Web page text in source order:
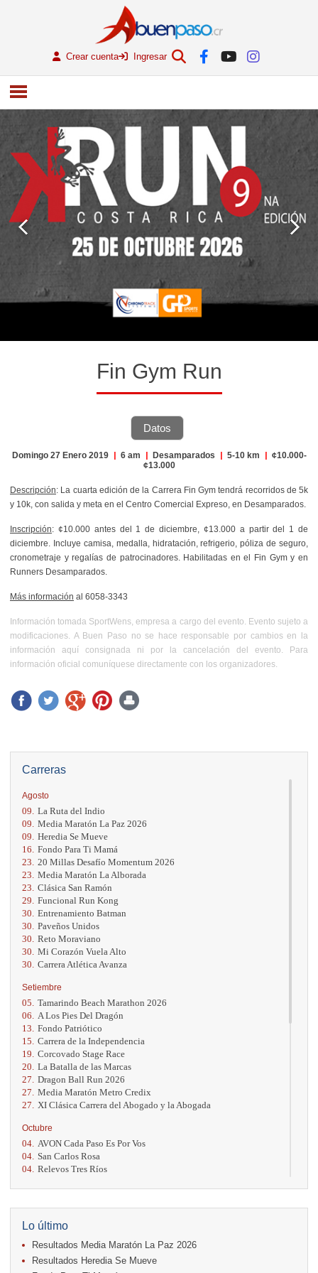
Crear cuenta Ingresar
Carreras
Agosto
09. La Ruta del Indio
09. Media Maratón La Paz 2026
09. Heredia Se Mueve
16. Fondo Para Ti Mamá
23. 20 Millas Desafío Momentum 2026
23. Media Maratón La Alborada
23. Clásica San Ramón
29. Funcional Run Kong
30. Entrenamiento Batman
30. Paveños Unidos
30. Reto Moraviano
30. Mi Corazón Vuela Alto
30. Carrera Atlética Avanza
Setiembre
05. Tamarindo Beach Marathon 2026
06.
A Los Pies Del Dragón
13. Fondo Patriótico
15. Carrera de la Independencia
19. Corcovado Stage Race
20. La Batalla de las Marcas
27. Dragon Ball Run 2026
27. Media Maratón Metro Credix
27.
XI Clásica Carrera del Abogado y la Abogada
Octubre
04. AVON Cada Paso Es Por Vos
04. San Carlos Rosa
04. Relevos Tres Ríos
17. Caribe Paradise Run
18.
Casa Turire Trail Run
18. Warriors Run Circuit
18. Samsung Jacó Beach Half Marathon 2026
25. KRun by Under Armour
Lo último
Resultados Media Maratón La Paz 2026
Resultados Heredia Se Mueve
Fin Gym Run
Datos
Domingo 27 Enero 2019 | 6 am | Desamparados | 5-10 km | ¢10.000-
¢13.000
Descripción: La cuarta edición de la Carrera Fin Gym tendrá recorridos de 5k
y 10k, con salida y meta en el Centro Comercial Expreso, en Desamparados.
Inscripción: ¢10.000 antes del 1 de diciembre, ¢13.000 a partir del 1 de
diciembre. Incluye camisa, medalla, hidratación, refrigerio, póliza de seguro,
cronometraje y regalías de patrocinadores. Habilitadas en el Fin Gym y en
Runners Desamparados.
Más información al 6058-3343
Información tomada SportWens, empresa a cargo del evento. Evento sujeto a
modificaciones. A Buen Paso no se hace responsable por cambios en la
información aquí consignada ni por la cancelación del evento. Para
información oficial comuníquese directamente con los organizadores.